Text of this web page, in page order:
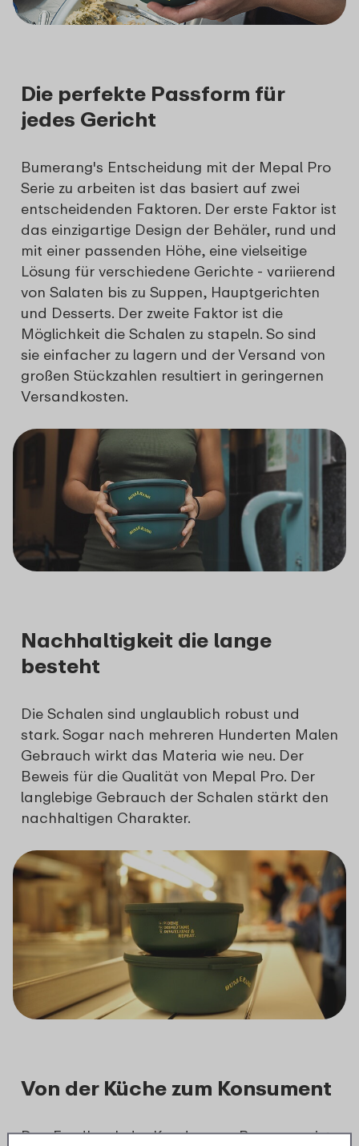
Die perfekte Passform für
jedes Gericht
Bumerang's Entscheidung mit der Mepal Pro
Serie zu arbeiten ist das basiert auf zwei
entscheidenden Faktoren. Der erste Faktor ist
das einzigartige Design der Behäler, rund und
mit einer passenden Höhe, eine vielseitige
Lösung für verschiedene Gerichte - variierend
von Salaten bis zu Suppen, Hauptgerichten
und Desserts. Der zweite Faktor ist die
Möglichkeit die Schalen zu stapeln. So sind
sie einfacher zu lagern und der Versand von
großen Stückzahlen resultiert in geringernen
Versandkosten.
Nachhaltigkeit die lange
besteht
Die Schalen sind unglaublich robust und
stark. Sogar nach mehreren Hunderten Malen
Gebrauch wirkt das Materia wie neu. Der
Beweis für die Qualität von Mepal Pro. Der
langlebige Gebrauch der Schalen stärkt den
nachhaltigen Charakter.
Von der Küche zum Konsument
Das Feedback der Kunden von Bumerang ist